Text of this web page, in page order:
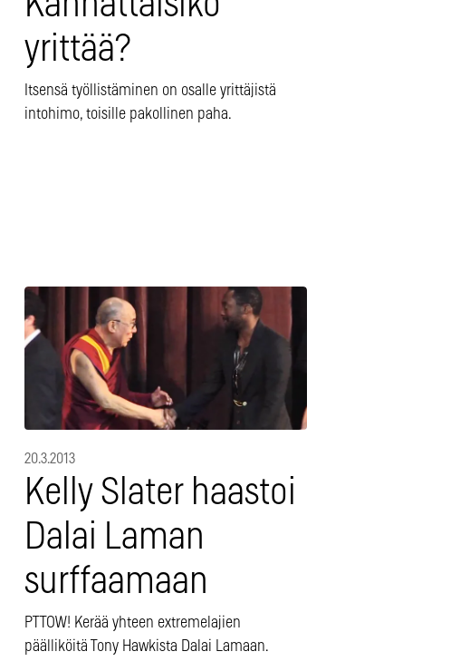
yrittää?
Itsensä työllistäminen on osalle yrittäjistä
intohimo, toisille pakollinen paha.
20.3.2013
Kelly Slater haastoi
Dalai Laman
surffaamaan
PTTOW! Kerää yhteen extremelajien
päälliköitä Tony Hawkista Dalai Lamaan.